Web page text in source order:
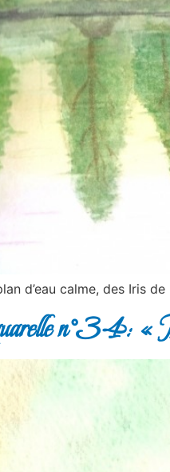
d’eau calme, des Iris
n°34: «